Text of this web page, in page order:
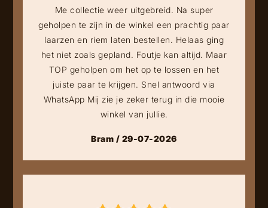
Me collectie weer uitgebreid. Na super
geholpen te zijn in de winkel een prachtig paar
laarzen en riem laten bestellen. Helaas ging
het niet zoals gepland. Foutje kan altijd. Maar
TOP geholpen om het op te lossen en het
juiste paar te krijgen. Snel antwoord via
WhatsApp Mij zie je zeker terug in die mooie
winkel van jullie.
Bram / 29-07-2026